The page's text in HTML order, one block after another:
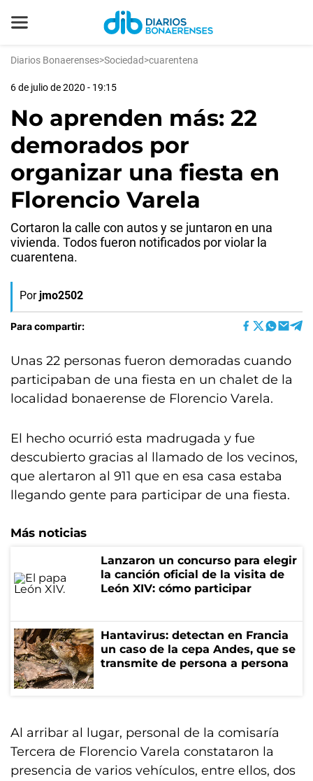
Diarios Bonaerenses>Sociedad>cuarentena
6 de julio de 2020 - 19:15
No aprenden más: 22
demorados por
organizar una fiesta en
Florencio Varela
Cortaron la calle con autos y se juntaron en una
vivienda. Todos fueron notificados por violar la
cuarentena.
Por jmo2502
Para compartir:
Unas 22 personas fueron demoradas cuando
participaban de una fiesta en un chalet de la
localidad bonaerense de Florencio Varela.
El hecho ocurrió esta madrugada y fue
descubierto gracias al llamado de los vecinos,
que alertaron al 911 que en esa casa estaba
llegando gente para participar de una fiesta.
Más noticias
Lanzaron un concurso para elegir
la canción oficial de la visita de
León XIV: cómo participar
Hantavirus: detectan en Francia
un caso de la cepa Andes, que se
transmite de persona a persona
Al arribar al lugar, personal de la comisaría
Tercera de Florencio Varela constataron la
presencia de varios vehículos, entre ellos, dos